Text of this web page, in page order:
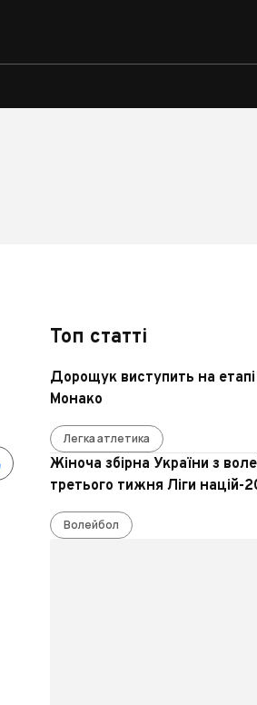
Топ статті
Дорощук виступить на етапі
Монако
Легка атлетика
Жіноча збірна України з
третього тижня Ліги націй-
Волейбол